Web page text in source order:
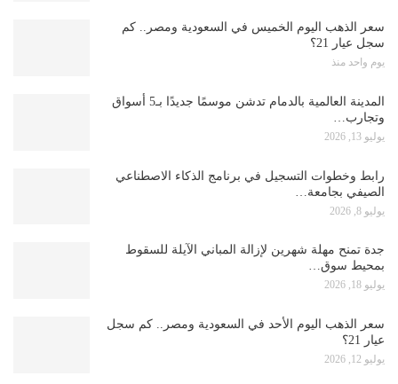
سعر الذهب اليوم الخميس في السعودية ومصر.. كم
سجل عيار 21؟
يوم واحد منذ
المدينة العالمية بالدمام تدشن موسمًا جديدًا بـ5 أسواق
وتجارب…
يوليو 13, 2026
رابط وخطوات التسجيل في برنامج الذكاء الاصطناعي
الصيفي بجامعة…
يوليو 8, 2026
جدة تمنح مهلة شهرين لإزالة المباني الآيلة للسقوط
بمحيط سوق…
يوليو 18, 2026
سعر الذهب اليوم الأحد في السعودية ومصر.. كم سجل
عيار 21؟
يوليو 12, 2026